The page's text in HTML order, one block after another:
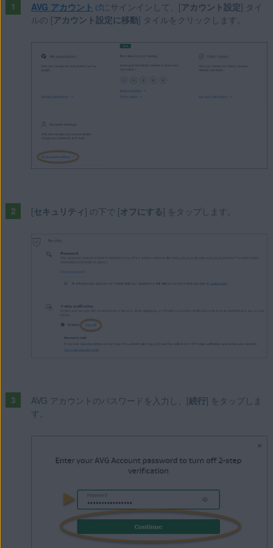
AVG アカウント にサインインして、[アカウント設定] タイ
ルの [アカウント設定に移動] タイルをクリックします。
[セキュリティ ] の下で [オフにする] をタップします。
AVG アカウントのパスワードを入力し、[続行] をタップしま
す。